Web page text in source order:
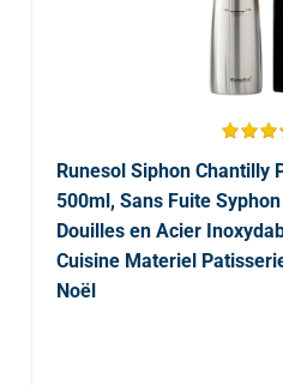
Runesol Siphon Chantilly
500ml, Sans Fuite
Douilles en Acier
Cuisine Materiel
Noël